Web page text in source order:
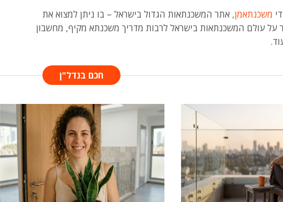
משכנתאמן, אתר המשכנתאות הגדול בישראל – בו ניתן למצוא את
על עולם המשכנתאות בישראל לרבות מדריך משכנתא מקיף, מחשבון
חכם בנדל"ן